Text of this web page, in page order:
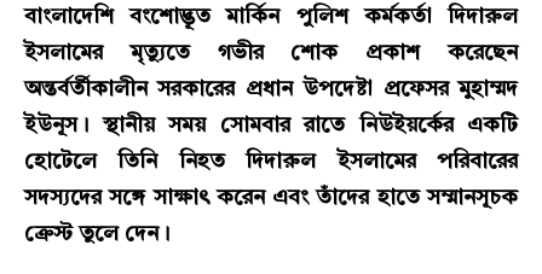
বাংলাদেশি বংশোদ্ভূত মার্কিন পুলিশ কর্মকর্তা দিদারুল
ইসলামের মৃত্যুতে গভীর শোক প্রকাশ করেছেন
অন্তর্বর্তীকালীন সরকারের প্রধান উপদেষ্টা প্রফেসর মুহাম্মদ
ইউনূস। স্থানীয় সময় সোমবার রাতে নিউইয়র্কের একটি
হোটেলে তিনি নিহত দিদারুল ইসলামের পরিবারের
সদস্যদের সঙ্গে সাক্ষাৎ করেন এবং তাঁদের হাতে সম্মানসূচক
ক্রেস্ট তুলে দেন।